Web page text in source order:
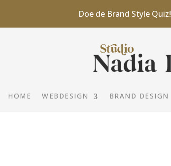
Doe de Brand Style Quiz!
HOME WEBDESIGN BRAND DESIGN